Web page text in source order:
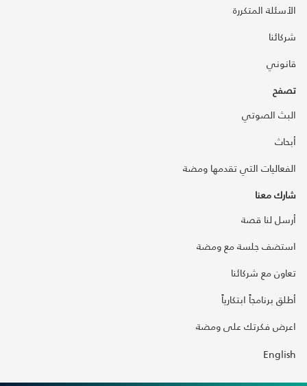
الأسئلة المتكررة
شركائنا
قانوني
تصفح
البث الصوتي
أبحاث
الفعاليات التي تقدمها ومضة
شارك معنا
أرسل لنا قصة
استضف جلسة مع ومضة
تعاون مع شركائنا
أطلق برنامجاً ابتكارياً
اعرض فكرتك على ومضة
English